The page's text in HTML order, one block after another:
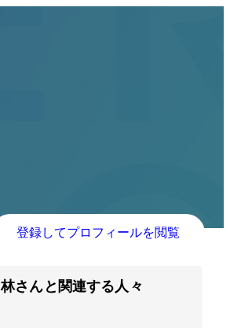
登録してプロフィールを閲覧
林さんと関連する人々